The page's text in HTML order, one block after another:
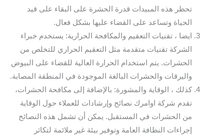
تحظر هذه المبيدات قدرة الحشرة على البقاء على قيد
الحياة وتساعد على القضاء عليها بشكل فعال.
ايضا ، تقنيات التعقيم والمكافحة الحرارية: يستخدم خبراء
الشركة تقنيات متقدمة مثل التعقيم الحراري للتخلص من
الحشرات. يتم استخدام الحرارة العالية للقضاء على البيوض
واليرقات والحشرات البالغة الموجودة في المنطقة المصابة.
كذلك ، الوقاية والمشورة: بالإضافة إلى مكافحة الحشرات،
تقدم شركة اوامرك نصائح وإرشادات للعملاء حول الوقاية
من الحشرات في المستقبل. يمكن أن تشمل هذه النصائح
إجراءات النظافة العامة وتوفير بيئة غير ملائمة لتكاثر